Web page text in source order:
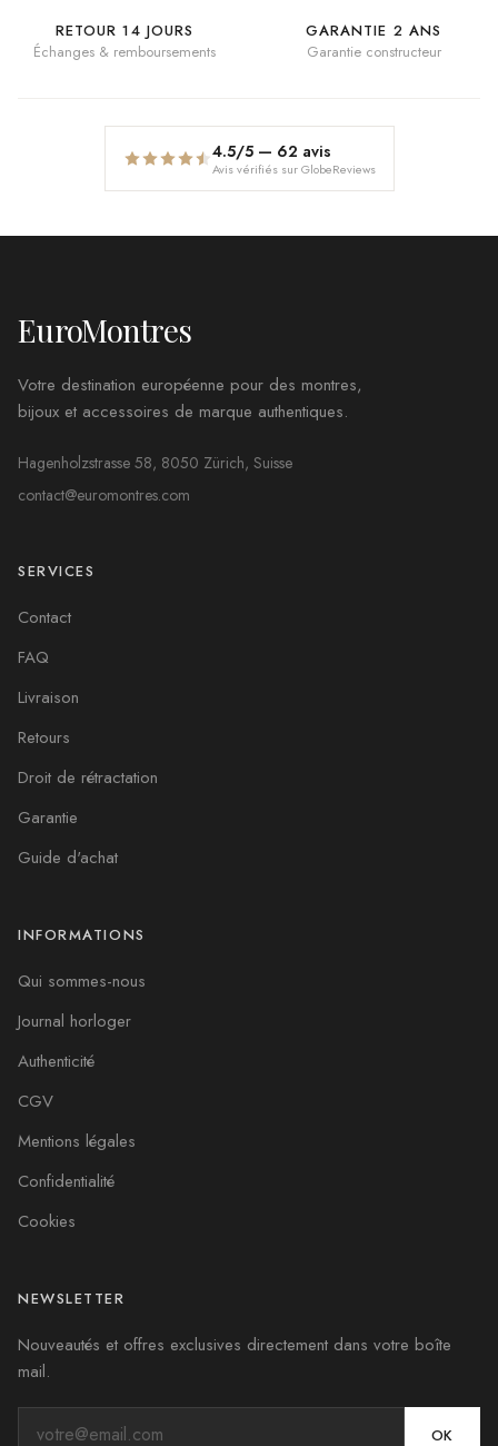
RETOUR 14 JOURS
Échanges & remboursements
GARANTIE 2 ANS
Garantie constructeur
4.5/5 — 62 avis
Avis vérifiés sur GlobeReviews
EuroMontres
Votre destination européenne pour des montres,
bijoux et accessoires de marque authentiques.
Hagenholzstrasse 58, 8050 Zürich, Suisse
contact@euromontres.com
SERVICES
Contact
FAQ
Livraison
Retours
Droit de rétractation
Garantie
Guide d'achat
INFORMATIONS
Qui sommes-nous
Journal horloger
Authenticité
CGV
Mentions légales
Confidentialité
Cookies
NEWSLETTER
Nouveautés et offres exclusives directement dans votre boîte
mail.
OK